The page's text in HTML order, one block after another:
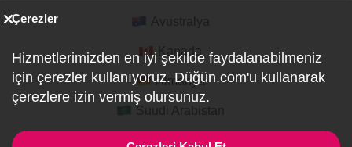
Kanada
Almanya
Çerezler
Hizmetlerimizden en iyi şekilde faydalanabilmeniz
için çerezler kullanıyoruz. Düğün.com'u kullanarak
çerezlere izin vermiş olursunuz.